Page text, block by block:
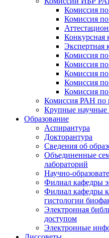
Комиссия
Комиссия
Конкурсная
Экспертная
Комиссия по
Комиссия по
Комиссия
Комиссия
Комиссия
Комиссия РАН по
Крупные научные
Образование
Аспирантура
Докторантура
Сведения об
Объединенные
лабораторий
Научно-
Филиал кафедры
Филиал кафедры
гистологии
Электронная
доступом
Электронные